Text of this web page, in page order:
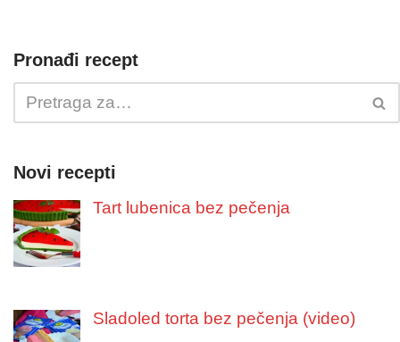
Pronađi recept
Novi recepti
Tart lubenica bez pečenja
Sladoled torta bez pečenja (video)